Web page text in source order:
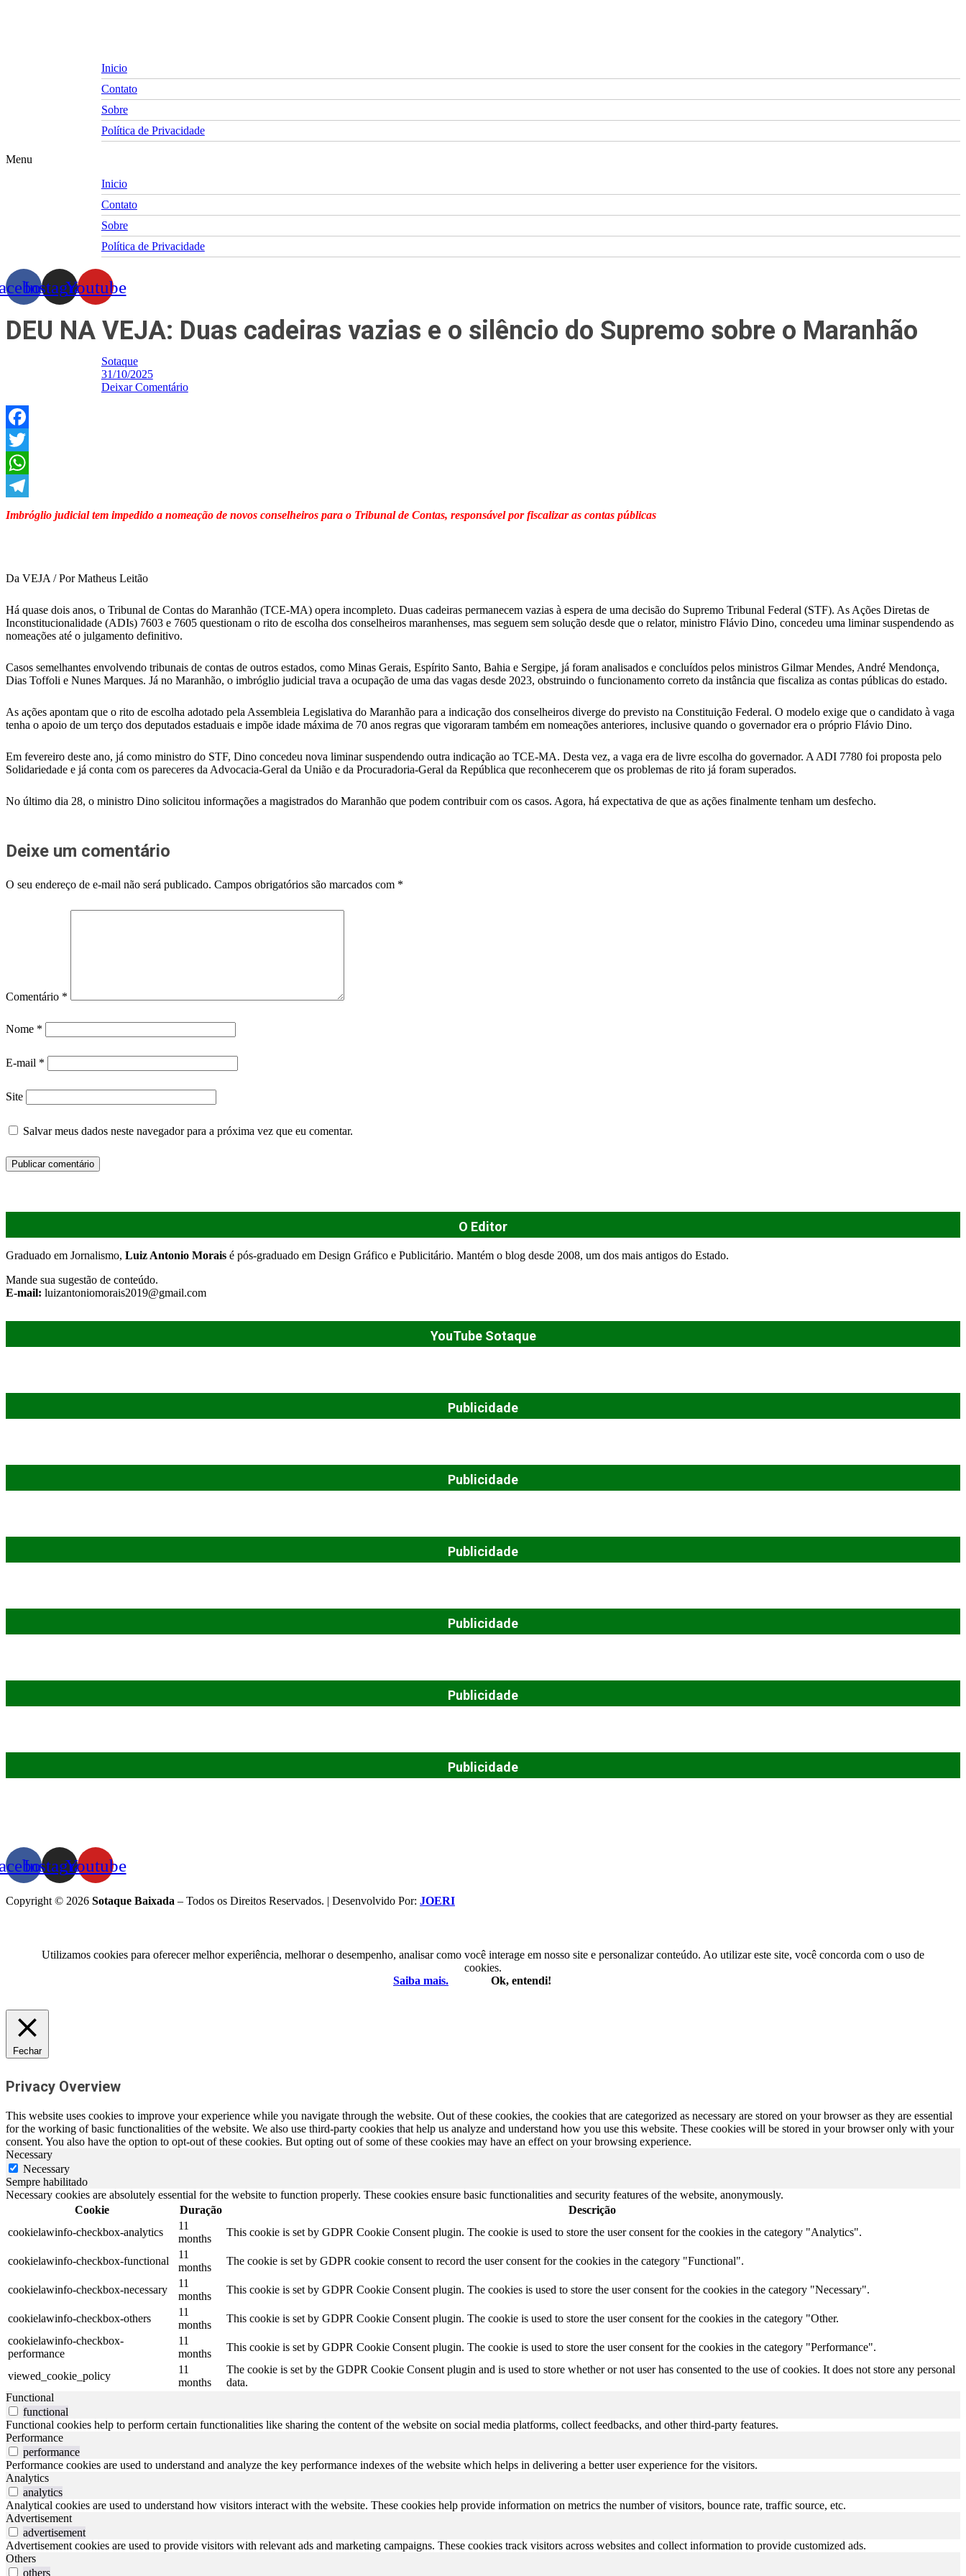
Inicio
Contato
Sobre
Política de Privacidade
Menu
Inicio
Contato
Sobre
Política de Privacidade
InstagramYoutube
DEU NA VEJA: Duas cadeiras vazias e o silêncio do Supremo sobre o Maranhão
Sotaque
31/10/2025
Deixar Comentário
Facebook
Twitter
WhatsApp
Telegram
Imbróglio judicial tem impedido a nomeação de novos conselheiros para o Tribunal de Contas, responsável por fiscalizar as contas públicas
Da VEJA / Por Matheus Leitão
Há quase dois anos, o Tribunal de Contas do Maranhão (TCE-MA) opera incompleto. Duas cadeiras permanecem vazias à espera de uma decisão do Supremo Tribunal Federal (STF). As Ações Diretas de
Inconstitucionalidade (ADIs) 7603 e 7605 questionam o rito de escolha dos conselheiros maranhenses, mas seguem sem solução desde que o relator, ministro Flávio Dino, concedeu uma liminar suspendendo as
nomeações até o julgamento definitivo.
Casos semelhantes envolvendo tribunais de contas de outros estados, como Minas Gerais, Espírito Santo, Bahia e Sergipe, já foram analisados e concluídos pelos ministros Gilmar Mendes, André Mendonça,
Dias Toffoli e Nunes Marques. Já no Maranhão, o imbróglio judicial trava a ocupação de uma das vagas desde 2023, obstruindo o funcionamento correto da instância que fiscaliza as contas públicas do estado.
As ações apontam que o rito de escolha adotado pela Assembleia Legislativa do Maranhão para a indicação dos conselheiros diverge do previsto na Constituição Federal. O modelo exige que o candidato à vaga
tenha o apoio de um terço dos deputados estaduais e impõe idade máxima de 70 anos regras que vigoraram também em nomeações anteriores, inclusive quando o governador era o próprio Flávio Dino.
Em fevereiro deste ano, já como ministro do STF, Dino concedeu nova liminar suspendendo outra indicação ao TCE-MA. Desta vez, a vaga era de livre escolha do governador. A ADI 7780 foi proposta pelo
Solidariedade e já conta com os pareceres da Advocacia-Geral da União e da Procuradoria-Geral da República que reconhecerem que os problemas de rito já foram superados.
No último dia 28, o ministro Dino solicitou informações a magistrados do Maranhão que podem contribuir com os casos. Agora, há expectativa de que as ações finalmente tenham um desfecho.
Deixe um comentário
O seu endereço de e-mail não será publicado. Campos obrigatórios são marcados com *
Comentário *
Nome *
E-mail *
Site
Salvar meus dados neste navegador para a próxima vez que eu comentar.
O Editor
Graduado em Jornalismo, Luiz Antonio Morais é pós-graduado em Design Gráfico e Publicitário. Mantém o blog desde 2008, um dos mais antigos do Estado.
Mande sua sugestão de conteúdo.
E-mail: luizantoniomorais2019@gmail.com
YouTube Sotaque
Publicidade
Publicidade
Publicidade
Publicidade
Publicidade
Publicidade
InstagramYoutube
Copyright © 2026 Sotaque Baixada – Todos os Direitos Reservados. | Desenvolvido Por: JOERI
Utilizamos cookies para oferecer melhor experiência, melhorar o desempenho, analisar como você interage em nosso site e personalizar conteúdo. Ao utilizar este site, você concorda com o uso de
cookies.
Saiba mais.
Ok, entendi!
Fechar
Privacy Overview
This website uses cookies to improve your experience while you navigate through the website. Out of these cookies, the cookies that are categorized as necessary are stored on your browser as they are essential
for the working of basic functionalities of the website. We also use third-party cookies that help us analyze and understand how you use this website. These cookies will be stored in your browser only with your
consent. You also have the option to opt-out of these cookies. But opting out of some of these cookies may have an effect on your browsing experience.
Necessary
Necessary
Sempre habilitado
Necessary cookies are absolutely essential for the website to function properly. These cookies ensure basic functionalities and security features of the website, anonymously.
Cookie
Duração
Descrição
cookielawinfo-checkbox-analytics
11
months
This cookie is set by GDPR Cookie Consent plugin. The cookie is used to store the user consent for the cookies in the category "Analytics".
cookielawinfo-checkbox-functional
11
months
The cookie is set by GDPR cookie consent to record the user consent for the cookies in the category "Functional".
cookielawinfo-checkbox-necessary
11
months
This cookie is set by GDPR Cookie Consent plugin. The cookies is used to store the user consent for the cookies in the category "Necessary".
cookielawinfo-checkbox-others
11
months
This cookie is set by GDPR Cookie Consent plugin. The cookie is used to store the user consent for the cookies in the category "Other.
cookielawinfo-checkbox-
performance
11
months
This cookie is set by GDPR Cookie Consent plugin. The cookie is used to store the user consent for the cookies in the category "Performance".
viewed_cookie_policy
11
months
The cookie is set by the GDPR Cookie Consent plugin and is used to store whether or not user has consented to the use of cookies. It does not store any personal
data.
Functional
functional
Functional cookies help to perform certain functionalities like sharing the content of the website on social media platforms, collect feedbacks, and other third-party features.
Performance
performance
Performance cookies are used to understand and analyze the key performance indexes of the website which helps in delivering a better user experience for the visitors.
Analytics
analytics
Analytical cookies are used to understand how visitors interact with the website. These cookies help provide information on metrics the number of visitors, bounce rate, traffic source, etc.
Advertisement
advertisement
Advertisement cookies are used to provide visitors with relevant ads and marketing campaigns. These cookies track visitors across websites and collect information to provide customized ads.
Others
others